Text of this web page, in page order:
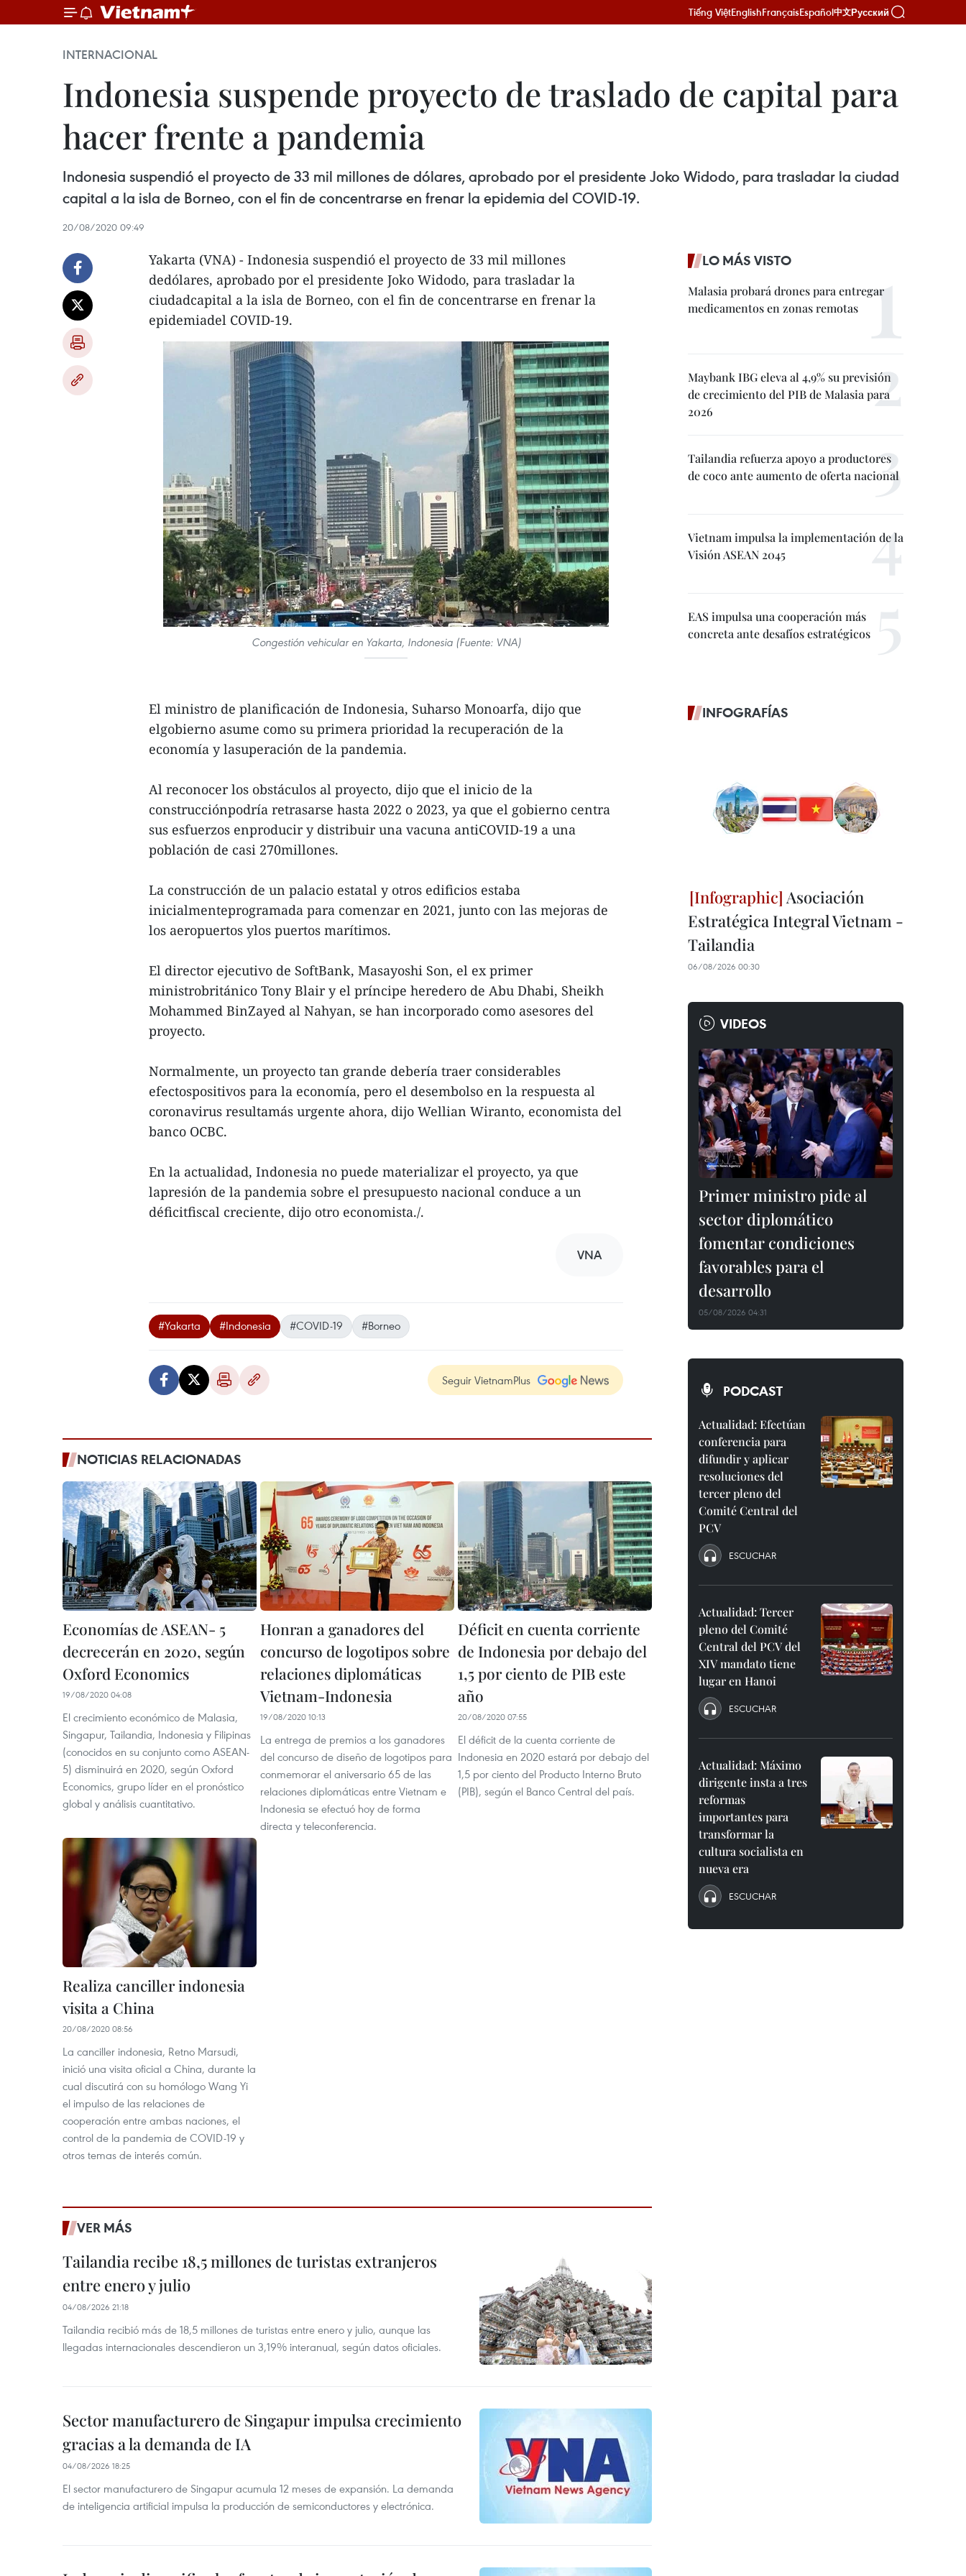
Tiếng ViệtEnglishFrançaisEspañol中文Русский
INTERNACIONAL
Indonesia suspende proyecto de traslado de capital para
hacer frente a pandemia
Indonesia suspendió el proyecto de 33 mil millones de dólares, aprobado por el presidente Joko Widodo, para trasladar la ciudad
capital a la isla de Borneo, con el fin de concentrarse en frenar la epidemia del COVID-19.
20/08/2020 09:49
Yakarta (VNA) - Indonesia suspendió el proyecto de 33 mil millones
dedólares, aprobado por el presidente Joko Widodo, para trasladar la
ciudadcapital a la isla de Borneo, con el fin de concentrarse en frenar la
epidemiadel COVID-19.
Congestión vehicular en Yakarta, Indonesia (Fuente: VNA)
El ministro de planificación de Indonesia, Suharso Monoarfa, dijo que
elgobierno asume como su primera prioridad la recuperación de la
economía y lasuperación de la pandemia.
Al reconocer los obstáculos al proyecto, dijo que el inicio de la
construcciónpodría retrasarse hasta 2022 o 2023, ya que el gobierno centra
sus esfuerzos enproducir y distribuir una vacuna antiCOVID-19 a una
población de casi 270millones.
La construcción de un palacio estatal y otros edificios estaba
inicialmenteprogramada para comenzar en 2021, junto con las mejoras de
los aeropuertos ylos puertos marítimos.
El director ejecutivo de SoftBank, Masayoshi Son, el ex primer
ministrobritánico Tony Blair y el príncipe heredero de Abu Dhabi, Sheikh
Mohammed BinZayed al Nahyan, se han incorporado como asesores del
proyecto.
Normalmente, un proyecto tan grande debería traer considerables
efectospositivos para la economía, pero el desembolso en la respuesta al
coronavirus resultamás urgente ahora, dijo Wellian Wiranto, economista del
banco OCBC.
En la actualidad, Indonesia no puede materializar el proyecto, ya que
lapresión de la pandemia sobre el presupuesto nacional conduce a un
déficitfiscal creciente, dijo otro economista./.
VNA
#Yakarta #Indonesia #COVID-19 #Borneo
Seguir VietnamPlus
NOTICIAS RELACIONADAS
Economías de ASEAN- 5
decrecerán en 2020, según
Oxford Economics
19/08/2020 04:08
El crecimiento económico de Malasia,
Singapur, Tailandia, Indonesia y Filipinas
(conocidos en su conjunto como ASEAN-
5) disminuirá en 2020, según Oxford
Economics, grupo líder en el pronóstico
global y análisis cuantitativo.
Honran a ganadores del
concurso de logotipos sobre
relaciones diplomáticas
Vietnam-Indonesia
19/08/2020 10:13
La entrega de premios a los ganadores
del concurso de diseño de logotipos para
conmemorar el aniversario 65 de las
relaciones diplomáticas entre Vietnam e
Indonesia se efectuó hoy de forma
directa y teleconferencia.
Déficit en cuenta corriente
de Indonesia por debajo del
1,5 por ciento de PIB este
año
20/08/2020 07:55
El déficit de la cuenta corriente de
Indonesia en 2020 estará por debajo del
1,5 por ciento del Producto Interno Bruto
(PIB), según el Banco Central del país.
Realiza canciller indonesia
visita a China
20/08/2020 08:56
La canciller indonesia, Retno Marsudi,
inició una visita oficial a China, durante la
cual discutirá con su homólogo Wang Yi
el impulso de las relaciones de
cooperación entre ambas naciones, el
control de la pandemia de COVID-19 y
otros temas de interés común.
VER MÁS
Tailandia recibe 18,5 millones de turistas extranjeros
entre enero y julio
04/08/2026 21:18
Tailandia recibió más de 18,5 millones de turistas entre enero y julio, aunque las
llegadas internacionales descendieron un 3,19% interanual, según datos oficiales.
Sector manufacturero de Singapur impulsa crecimiento
gracias a la demanda de IA
04/08/2026 18:25
El sector manufacturero de Singapur acumula 12 meses de expansión. La demanda
de inteligencia artificial impulsa la producción de semiconductores y electrónica.
LO MÁS VISTO
Malasia probará drones para entregar
medicamentos en zonas remotas
Maybank IBG eleva al 4,9% su previsión
de crecimiento del PIB de Malasia para
2026
Tailandia refuerza apoyo a productores
de coco ante aumento de oferta nacional
Vietnam impulsa la implementación de la
Visión ASEAN 2045
EAS impulsa una cooperación más
concreta ante desafíos estratégicos
INFOGRAFÍAS
Asociación
Estratégica Integral Vietnam -
Tailandia
06/08/2026 00:30
VIDEOS
Primer ministro pide al
sector diplomático
fomentar condiciones
favorables para el
desarrollo
05/08/2026 04:31
PODCAST
Actualidad: Efectúan
conferencia para
difundir y aplicar
resoluciones del
tercer pleno del
Comité Central del
PCV
ESCUCHAR
Actualidad: Tercer
pleno del Comité
Central del PCV del
XIV mandato tiene
lugar en Hanoi
ESCUCHAR
Actualidad: Máximo
dirigente insta a tres
reformas
importantes para
transformar la
cultura socialista en
nueva era
ESCUCHAR